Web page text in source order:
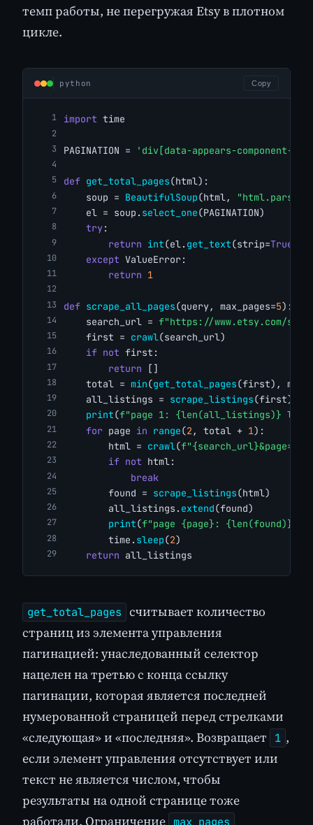
темп работы, не перегружая Etsy в плотном
цикле.
python Copy
import time
PAGINATION = 'div[data-appears-component-
def get_total_pages(html):
    soup =
BeautifulSoup(html, "html.parser"
    el = soup.
select_one(PAGINATION)
try:
return int(el. get_text(strip=True
except ValueError:
return 1
def scrape_all_pages(query, max_pages=5):
    search_url =
f"https://www.etsy.com/
    first =
crawl(search_url)
if not first:
return []
    total =
min(get_total_pages(first),
    all_listings =
scrape_listings(first)
print(f"page 1: {len(all_listings)}
for page in range(2 , total + 1):
        html =
crawl(
if not html:
break
        found =
scrape_listings(html)
        all_listings.
extend(found)
print(f"page {page}: {len(found)}
        time.
sleep(2)
return all_listings
get_total_pages считывает количество
страниц из элемента управления
пагинацией: унаследованный селектор
нацелен на третью с конца ссылку
пагинации, которая является последней
нумерованной страницей перед стрелками
«следующая» и «последняя». Возвращает
1 ,
если элемент управления отсутствует или
текст не является числом, чтобы
результаты на одной странице тоже
работали. Ограничение max_pages